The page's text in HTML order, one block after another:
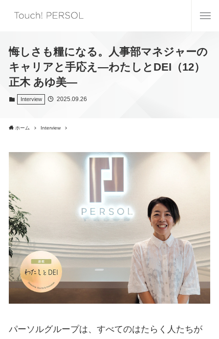
悔しさも糧になる。人事部マネジャーの
キャリアと手応え―わたしとDEI（12）
正木 あゆ美―
Interview 2025.09.26
ホーム Interview
パーソルグループは、すべてのはたらく人たちが